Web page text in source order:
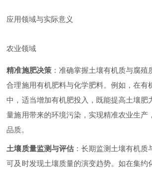
应用领域与实际意义
农业领域
精准施肥决策：准确掌握土壤有机质与腐殖
合理施用有机肥料与化学肥料。例如，在有
中，适当增加有机肥投入，既能提高土壤肥
量施用带来的环境污染，实现精准农业生产
品质。
土壤质量监测与评估：长期监测土壤有机质
可及时发现土壤质量的演变趋势。如在集约